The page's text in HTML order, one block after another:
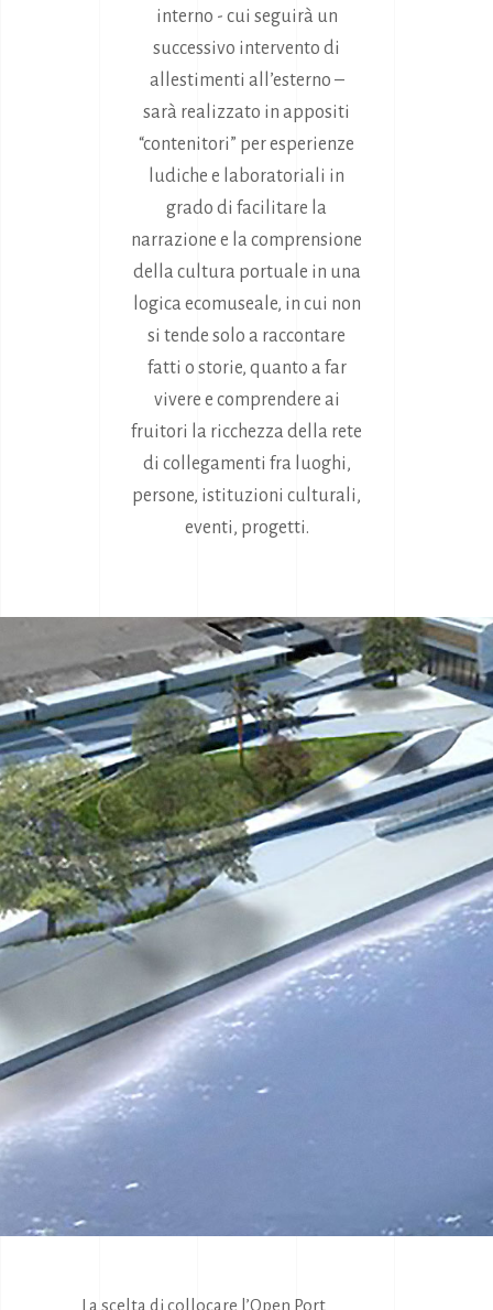
interno - cui seguirà un
successivo intervento di
allestimenti all’esterno –
sarà realizzato in appositi
“contenitori” per esperienze
ludiche e laboratoriali in
grado di facilitare la
narrazione e la comprensione
della cultura portuale in una
logica ecomuseale, in cui non
si tende solo a raccontare
fatti o storie, quanto a far
vivere e comprendere ai
fruitori la ricchezza della rete
di collegamenti fra luoghi,
persone, istituzioni culturali,
eventi, progetti.
La scelta di collocare l’Open Port